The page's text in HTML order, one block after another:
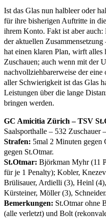
Ist das Glas nun halbleer oder
für ihre bisherigen Auftritte in
ihrem Konto. Fakt ist aber
der aktuellen
hat einen klaren Plan, wirft alles
Zuschauen; auch wenn mit der
nachvollziehbarerweise der eine
aller Schwierigkeit ist das Glas
Leistungen über die lange
bringen werden.
GC Amicitia Zürich – TSV
Saalsporthalle – 532 Zuschauer
Strafen: 5mal 2 Minuten
gegen St.Otmar.
St.Otmar: Björkman Myhr (11
für je 1 Penalty); Kobler,
Brülisauer, Ardielli (3), Heinl
Kürsteiner, Möller (3), Schneider.
Bemerkungen: St.Otmar ohne
(alle verletzt) und Bolt